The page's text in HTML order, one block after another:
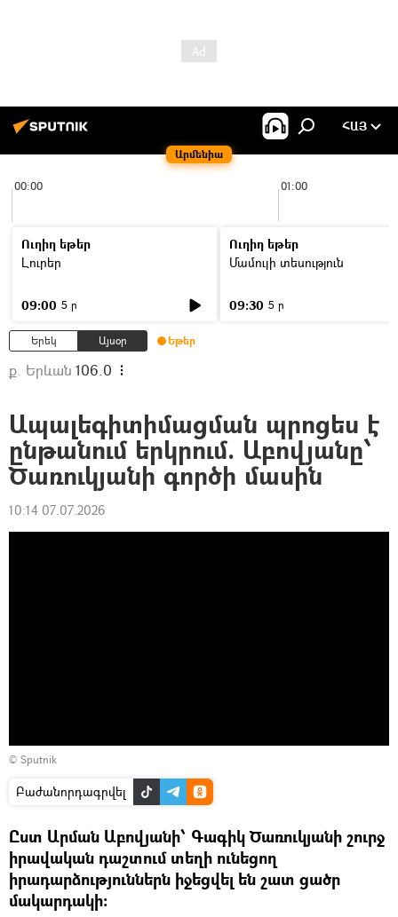
Արմենիա
ՀԱՅ
00:00 01:00
Ուղիղ եթեր
Լուրեր
09:00 5 ր
Ուղիղ եթեր
Մամուլի տեսություն
09:30 5 ր
Երեկ Այսօր Եթեր
ք. Երևան 106.0
Ապալեգիտիմացման պրոցես է
ընթանում երկրում. Աբովյանը՝
Ծառուկյանի գործի մասին
10:14 07.07.2026
© Sputnik
Բաժանորդագրվել
Ըստ Արման Աբովյանի՝ Գագիկ Ծառուկյանի շուրջ
իրավական դաշտում տեղի ունեցող
իրադարձություններն իջեցվել են շատ ցածր
մակարդակի: